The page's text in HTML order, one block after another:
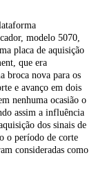
modelo 5070,
placa de aquisição
que era
broca nova para os
e avanço em dois
nenhuma ocasião o
assim a influência
dos sinais de
o período de corte
consideradas como